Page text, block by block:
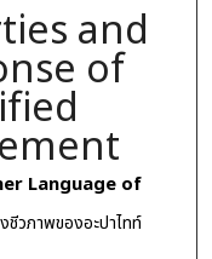
and
of
Language of
วภาพของอะปาไทท์